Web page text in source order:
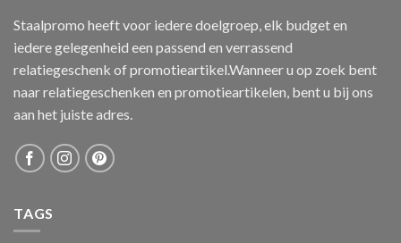
Staalpromo heeft voor iedere doelgroep, elk budget en
iedere gelegenheid een passend en verrassend
relatiegeschenk of promotieartikel.Wanneer u op zoek bent
naar relatiegeschenken en promotieartikelen, bent u bij ons
aan het juiste adres.
TAGS